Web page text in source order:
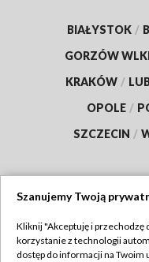
BIAŁYSTOK /
GORZÓW
KRAKÓW /
OPOLE /
SZCZECIN /
Szanujemy Twoją
Kliknij "Akceptuję i przechodzę
korzystanie z technologii
dostęp do informacji na